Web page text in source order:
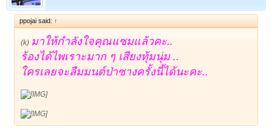
ppojai said: ↑
(k) มาให้กำลังใจคุณแซมแล้วคะ..
ร้องได้ไพเราะมาก ๆ เสียงทุ้มนุ่ม ..
ใครเลยจะลืมมนต์ป่าซางครั้งนี้ได้นะคะ..